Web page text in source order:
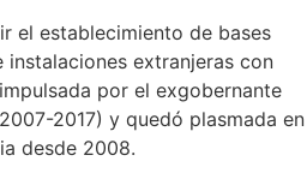
el establecimiento de bases
instalaciones extranjeras con
por el exgobernante
2017) y quedó plasmada en
desde 2008.